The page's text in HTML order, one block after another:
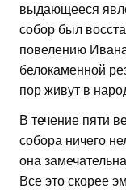
выдающееся
собор был
повелению
белокаменной
пор живут в
В течение пяти
собора ничего
она
Все это скорее